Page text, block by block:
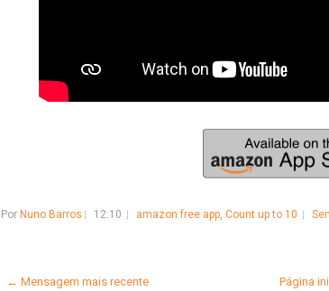
Por Nuno Barros 12:10 amazon free app, Count up to 10
← Mensagem mais recente Página